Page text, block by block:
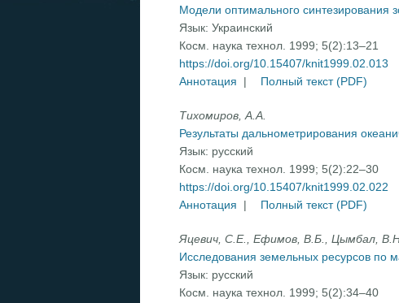
Модели оптимального синтезирования
Язык: Украинский
Косм. наука технол. 1999; 5(2):13–21
https://doi.org/10.15407/knit1999.02.013
Аннотация
| Полный текст (PDF)
Тихомиров, А.А.
Результаты дальнометрирования
Язык: русский
Косм. наука технол. 1999; 5(2):22–30
https://doi.org/10.15407/knit1999.02.022
Аннотация
| Полный текст (PDF)
Яцевич, С.Е., Ефимов, В.Б., Цымбал,
Исследования земельных ресурсов по
Язык: русский
Косм. наука технол. 1999; 5(2):34–40